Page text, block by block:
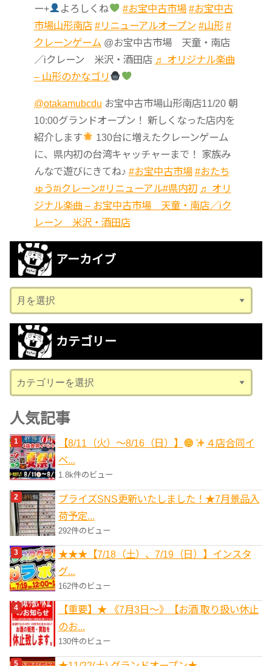
ー+
よろしくね #お宝中古市場 #お宝中古
市場山形南店 #リニューアルオープン #山形 #
クレーンゲーム @お宝中古市場 天童・南店
／iクレーン 米沢・酒田店 ♬ オリジナル楽曲
– 山形のかなゴリ
@otakamubcdu お宝中古市場山形南店11/20 朝
10:00グランドオープン！ 新しくなった店内を
紹介します
130台に増えたクレーンゲーム
に、県内初の台湾キャッチャーまで！ 家族み
んなで遊びにきてね♪ #お宝中古市場 #おたち
ゅう#iクレーン#リニューアル#県内初 ♬ オリ
ジナル楽曲 – お宝中古市場 天童・南店／iク
レーン 米沢・酒田店
アーカイブ
ー
カ
ブ
カテゴリー
テ
ゴ
リ
ー
人気記事
【8/11（火）～8/16（日）】
４店合同イ
ベ...
1.8k件のビュー
プライズSNS更新いたしました！★7月景品入
荷予定...
292件のビュー
★★★【7/18（土）、7/19（日）】インスタ
グ...
162件のビュー
【重要】★ 《7月3日～》【お酒 取り扱い休止
のお...
130件のビュー